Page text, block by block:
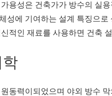
용성은 건축가가 방수의 실
성에 기여하는 설계 특징으
적인 재료를 사용하면 건축
학
동력이되었으며 야외 방수